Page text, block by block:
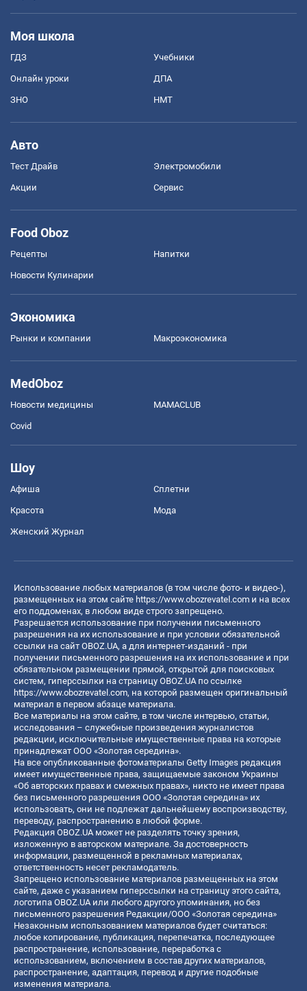
Моя школа
ГДЗ Учебники
Онлайн уроки ДПА
ЗНО НМТ
Авто
Тест Драйв Электромобили
Акции Сервис
Food Oboz
Рецепты Напитки
Новости Кулинарии
Экономика
Рынки и компании Mакроэкономика
MedOboz
Новости медицины MAMACLUB
Covid
Шоу
Афиша Сплетни
Красота Мода
Женский Журнал
Использование любых материалов (в том числе фото- и видео-),
размещенных на этом сайте https://www.obozrevatel.com и на всех
его поддоменах, в любом виде строго запрещено.
Разрешается использование при получении письменного
разрешения на их использование и при условии обязательной
ссылки на сайт OBOZ.UA, а для интернет-изданий - при
получении письменного разрешения на их использование и при
обязательном размещении прямой, открытой для поисковых
систем, гиперссылки на страницу OBOZ.UA по ссылке
https://www.obozrevatel.com, на которой размещен оригинальный
материал в первом абзаце материала.
Все материалы на этом сайте, в том числе интервью, статьи,
исследования – служебные произведения журналистов
редакции, исключительные имущественные права на которые
принадлежат ООО «Золотая середина».
На все опубликованные фотоматериалы Getty Images редакция
имеет имущественные права, защищаемые законом Украины
«Об авторских правах и смежных правах», никто не имеет права
без письменного разрешения ООО «Золотая середина» их
использовать, они не подлежат дальнейшему воспроизводству,
переводу, распространению в любой форме.
Редакция OBOZ.UA может не разделять точку зрения,
изложенную в авторском материале. За достоверность
информации, размещенной в рекламных материалах,
ответственность несет рекламодатель.
Запрещено использование материалов размещенных на этом
сайте, даже с указанием гиперссылки на страницу этого сайта,
логотипа OBOZ.UA или любого другого упоминания, но без
письменного разрешения Редакции/ООО «Золотая середина»
Незаконным использованием материалов будет считаться:
любое копирование, публикация, перепечатка, последующее
распространение, использование, переработка с
использованием, включением в состав других материалов,
распространение, адаптация, перевод и другие подобные
изменения материала.